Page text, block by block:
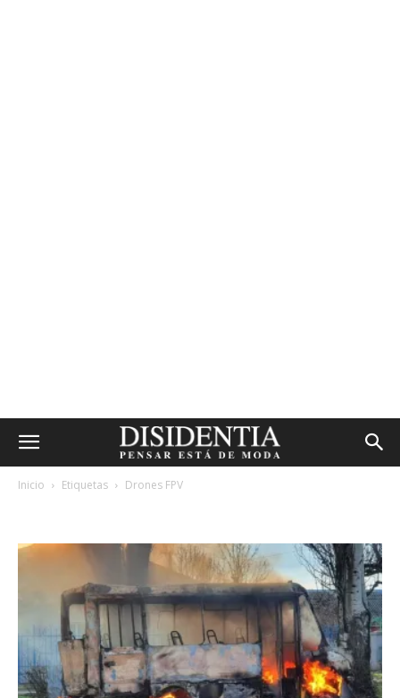
Inicio Etiquetas Drones FPV